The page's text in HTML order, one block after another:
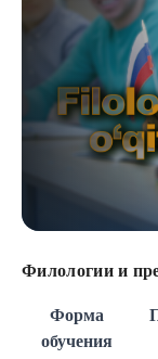
Филологии и
Форма
обучения